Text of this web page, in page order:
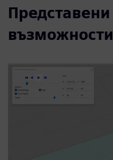
Представени
възможности